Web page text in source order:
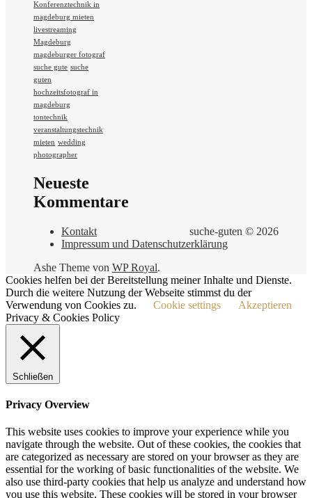
Konferenztechnik in
magdeburg mieten
livestreaming
Magdeburg
magdeburger fotograf
suche gute suche
guten
hochzeitsfotograf in
magdeburg
tontechnik
veranstaltungstechnik
mieten wedding
photographer
Neueste
Kommentare
suche-guten © 2026
Kontakt
Impressum und Datenschutzerklärung
Ashe Theme von WP Royal.
Cookies helfen bei der Bereitstellung meiner Inhalte und Dienste.
Durch die weitere Nutzung der Webseite stimmst du der
Verwendung von Cookies zu.
Cookie settings
Akzeptieren
Privacy & Cookies Policy
Schließen
Privacy Overview
This website uses cookies to improve your experience while you
navigate through the website. Out of these cookies, the cookies that
are categorized as necessary are stored on your browser as they are
essential for the working of basic functionalities of the website. We
also use third-party cookies that help us analyze and understand how
you use this website. These cookies will be stored in your browser